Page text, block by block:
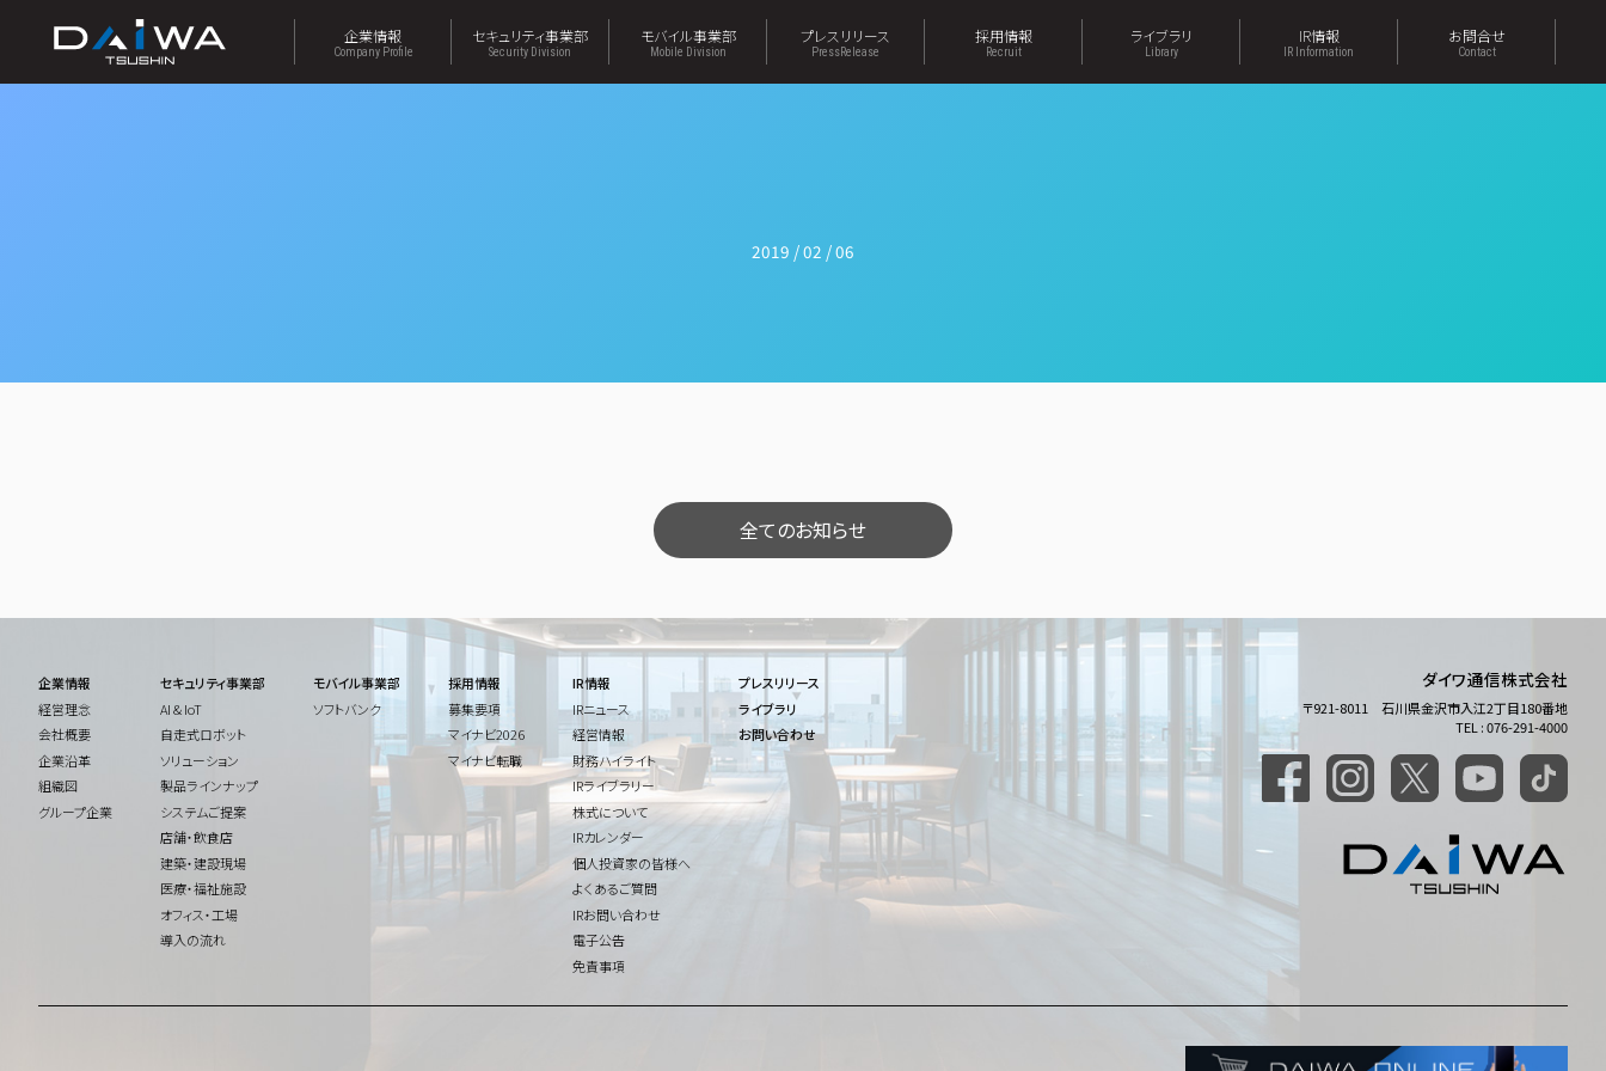
企業情報
Company Profile
セキュリティ事業部
Security Division
モバイル事業部
Mobile Division
プレスリリース
PressRelease
採用情報
Recruit
ライブラリ
Library
IR情報
IR Information
お問合せ
Contact
2019 / 02 / 06
全てのお知らせ
企業情報
経営理念
会社概要
企業沿革
組織図
グループ企業
セキュリティ事業部
AI & IoT
自走式ロボット
ソリューション
製品ラインナップ
システムご提案
店舗・飲食店
建築・建設現場
医療・福祉施設
オフィス・工場
導入の流れ
モバイル事業部
ソフトバンク
採用情報
募集要項
マイナビ2026
マイナビ転職
IR情報
IRニュース
経営情報
財務ハイライト
IRライブラリー
株式について
IRカレンダー
個人投資家の皆様へ
よくあるご質問
IRお問い合わせ
電子公告
免責事項
プレスリリース
ライブラリ
お問い合わせ
ダイワ通信株式会社
〒921-8011 石川県金沢市入江2丁目180番地
TEL : 076-291-4000